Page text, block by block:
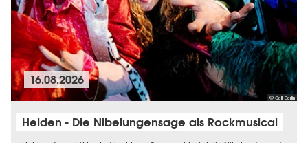
© Galli Berlin
16.08.2026
Helden - Die Nibelungensage als Rockmusical